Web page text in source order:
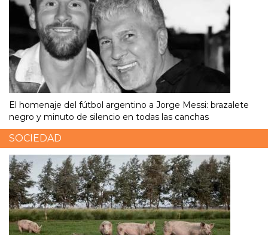
El homenaje del fútbol argentino a Jorge Messi: brazalete
negro y minuto de silencio en todas las canchas
SOCIEDAD